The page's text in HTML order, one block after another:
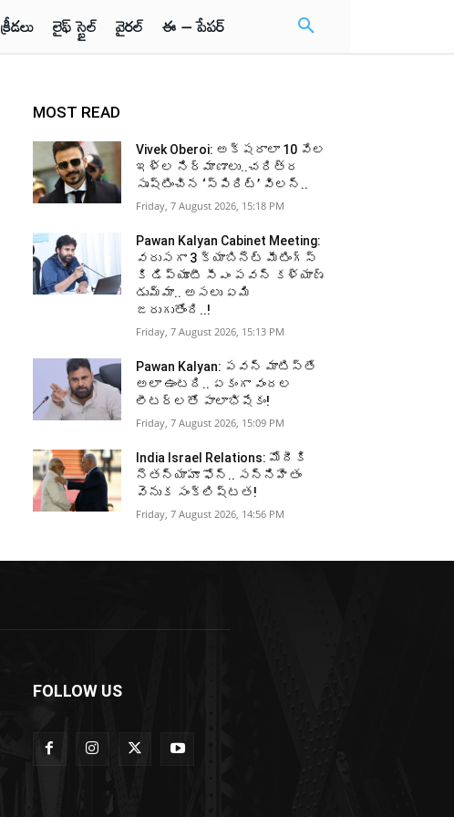
క్రీడలు లైఫ్ స్టైల్ వైరల్ ఈ – పేపర్
MOST READ
Vivek Oberoi: అక్షరాలా 10 వేల
ఇళ్ల నిర్మాణాలు..చరిత్ర
సృష్టించిన ‘స్పిరిట్’ విలన్..
Friday, 7 August 2026, 15:18 PM
Pawan Kalyan Cabinet Meeting:
వరుసగా 3 క్యాబినెట్ మీటింగ్స్
కి డిప్యూటీ సీఎం పవన్ కళ్యాణ్
డుమ్మా.. అసలు ఏమి
జరుగుతోంది..!
Friday, 7 August 2026, 15:13 PM
Pawan Kalyan: పవన్ మాటిస్తే
అలా ఉంటది.. ఏకంగా వందల
లీటర్లతో పాలాభిషేకం!
Friday, 7 August 2026, 15:09 PM
India Israel Relations: మోదీకి
నెతన్యాహూ ఫోన్‌.. సన్నిహితం
వెనుక సంక్లిష్టత!
Friday, 7 August 2026, 14:56 PM
FOLLOW US